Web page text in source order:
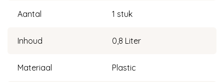
Aantal 1 stuk
Inhoud 0,8 Liter
Materiaal Plastic